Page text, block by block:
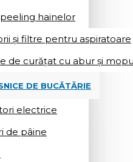
hainelor
și filtre pentru aspiratoare
de curățat cu abur și
DE BUCĂTĂRIE
electrice
de pâine